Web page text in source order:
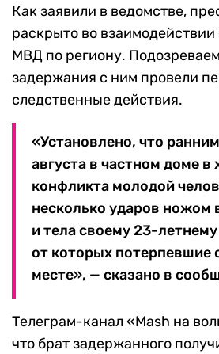
Как заявили в ведомстве,
раскрыто во
МВД по региону.
задержания с ним провели
следственные действия.
«Установлено, что
августа в частном доме в
конфликта молодой
несколько ударов ножом
и тела своему 23-
от которых потерпевшие
месте», — сказано в
Телеграм-канал «Mash на
что брат задержанного